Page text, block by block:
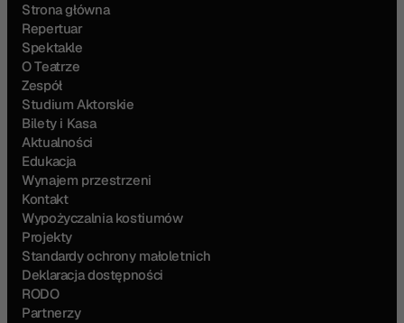
Strona główna
Repertuar
Spektakle
O Teatrze
Zespół
Studium Aktorskie
Bilety i Kasa
Aktualności
Edukacja
Wynajem przestrzeni
Kontakt
Wypożyczalnia kostiumów
Projekty
Standardy ochrony małoletnich
Deklaracja dostępności
RODO
Partnerzy